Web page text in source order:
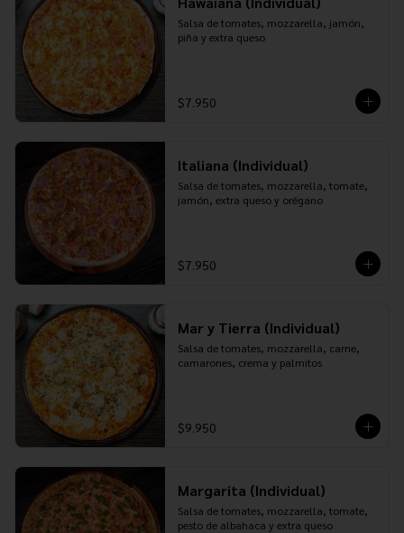
Salsa de tomates, mozzarella, jamón,
piña y extra queso
$7.950
Italiana (Individual)
Salsa de tomates, mozzarella, tomate,
jamón, extra queso y orégano
$7.950
Mar y Tierra (Individual)
Salsa de tomates, mozzarella, carne,
camarones, crema y palmitos
$9.950
Margarita (Individual)
Salsa de tomates, mozzarella, tomate,
pesto de albahaca y extra queso